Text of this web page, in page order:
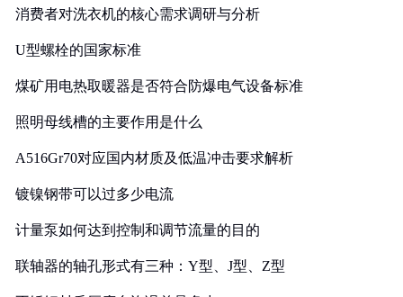
消费者对洗衣机的核心需求调研与分析
U型螺栓的国家标准
煤矿用电热取暖器是否符合防爆电气设备标准
照明母线槽的主要作用是什么
A516Gr70对应国内材质及低温冲击要求解析
镀镍钢带可以过多少电流
计量泵如何达到控制和调节流量的目的
联轴器的轴孔形式有三种：Y型、J型、Z型